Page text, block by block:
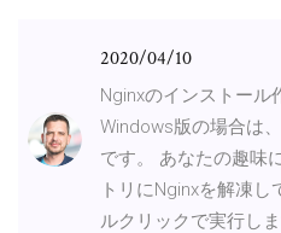
2020/04/10
Nginxのインストール
Windows版の場合は
です。 あなたの趣味
トリにNginxを解凍
ルクリックで実行しま